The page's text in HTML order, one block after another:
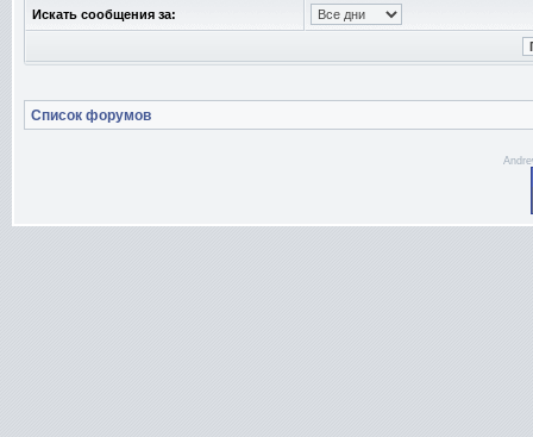
Искать сообщения за:
Список форумов